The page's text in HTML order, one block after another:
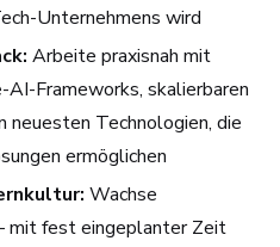
Unternehmens wird
Arbeite praxisnah mit
AI-Frameworks, skalierbaren
neuesten Technologien, die
ermöglichen
Wachse
mit fest eingeplanter Zeit